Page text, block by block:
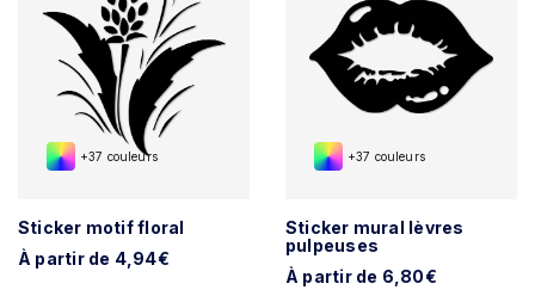
+37 couleurs
Sticker motif floral
À partir de 4,94€
+37 couleurs
Sticker mural lèvres
pulpeuses
À partir de 6,80€